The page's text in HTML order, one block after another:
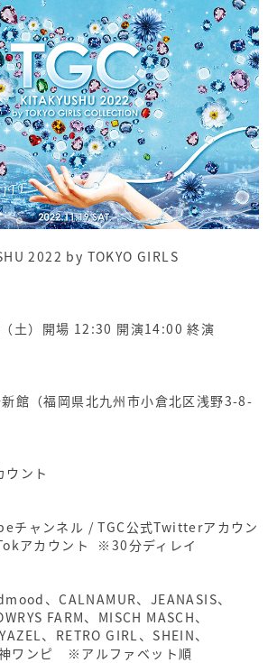
2022 by TOKYO GIRLS
土）開場 12:30 開演14:00 終演
館（福岡県北九州市小倉北区浅野3-8-
ウント
チャンネル / TGC公式Twitterアカウン
アカウント ※30分ディレイ
、CALNAMUR、JEANASIS、
FARM、MISCH MASCH、
、RETRO GIRL、SHEIN、
ワンピ ※アルファベット順